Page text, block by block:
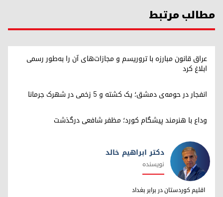
مطالب مرتبط
عراق قانون مبارزه با تروریسم و مجازات‌های آن را به‌طور رسمی
ابلاغ کرد
انفجار در حومه‌ی دمشق؛ یک کشته و ۵ زخمی در شهرک جرمانا
وداع با هنرمند پیشگام کورد؛ مظفر شافعی درگذشت
دکتر ابراهیم خالد
دکتر ابراهیم خالد
نویسنده
اقلیم کوردستان در برابر بغداد